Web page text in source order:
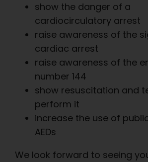
show the danger of a
cardiocirculatory arrest
raise awareness of the
cardiac arrest
raise awareness of the
number 144
show resuscitation and
perform it
increase the use of
AEDs
We look forward to seeing